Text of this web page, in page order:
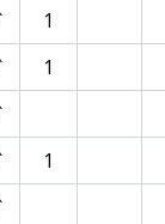
1
1
1